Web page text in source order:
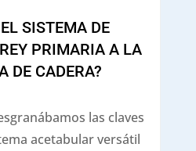
SISTEMA DE
PRIMARIA A LA
DE CADERA?
las claves
acetabular versátil